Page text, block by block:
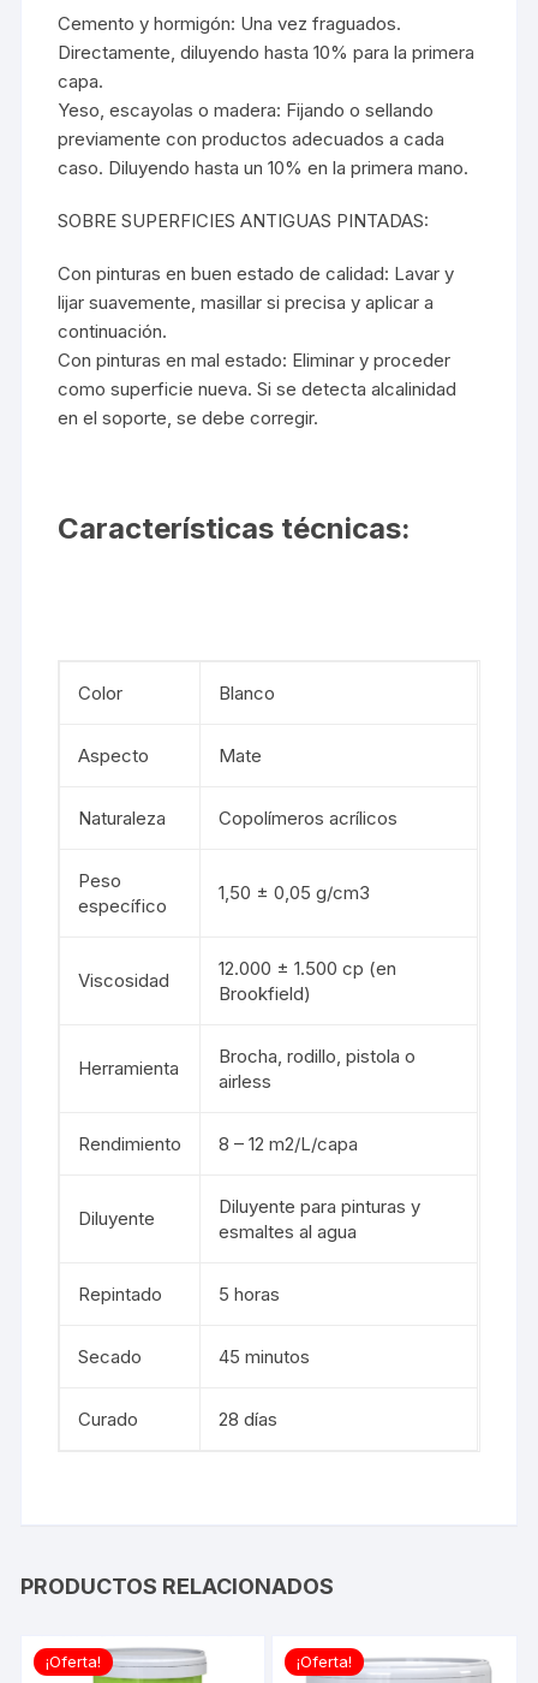
Cemento y hormigón: Una vez fraguados.
Directamente, diluyendo hasta 10% para la primera
capa.
Yeso, escayolas o madera: Fijando o sellando
previamente con productos adecuados a cada
caso. Diluyendo hasta un 10% en la primera mano.
SOBRE SUPERFICIES ANTIGUAS PINTADAS:
Con pinturas en buen estado de calidad: Lavar y
lijar suavemente, masillar si precisa y aplicar a
continuación.
Con pinturas en mal estado: Eliminar y proceder
como superficie nueva. Si se detecta alcalinidad
en el soporte, se debe corregir.
Características técnicas:
Color Blanco
Aspecto Mate
Naturaleza Copolímeros acrílicos
Peso
específico
1,50 ± 0,05 g/cm3
Viscosidad
12.000 ± 1.500 cp (en
Brookfield)
Herramienta
Brocha,rodillo, pistola o
airless
Rendimiento 8 – 12 m2/L/capa
Diluyente
Diluyente para pinturas y
esmaltes al agua
Repintado 5 horas
Secado 45 minutos
Curado 28 días
PRODUCTOS RELACIONADOS
¡Oferta! ¡Oferta!